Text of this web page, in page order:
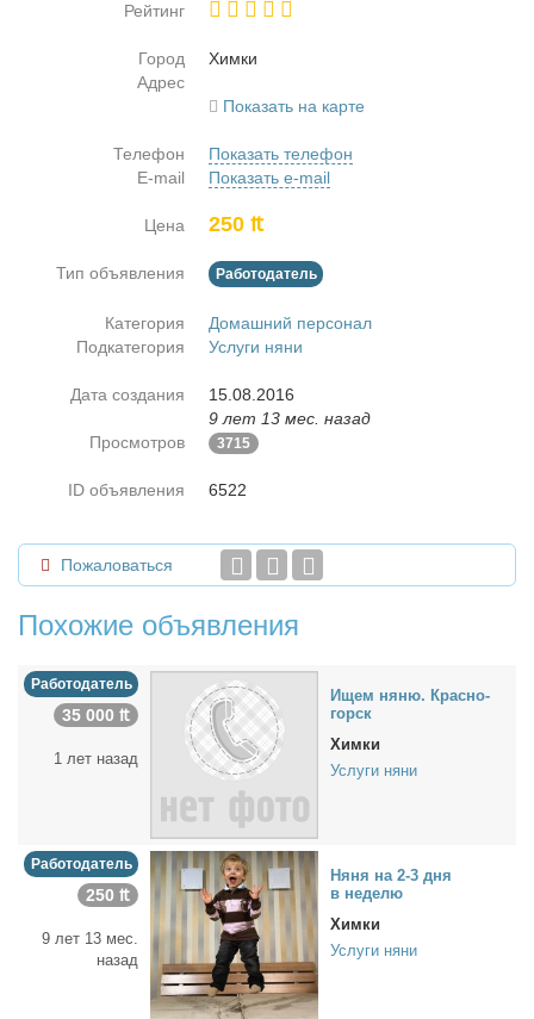
Рейтинг
Город
Хим­ки
Адрес
Показать на карте
Телефон
Показать телефон
E-mail
Показать e-mail
Цена 250 ₶
Тип объявления Работодатель
Категория
Домашний персонал
Подкатегория
Услуги няни
Дата создания
15.08.2016
9 лет 13 мес. назад
Просмотров
3715
ID объявления 6522
Пожаловаться
Похожие объявления
Работодатель
35 000 ₶
1 лет назад
Ищем ня­ню. Крас­но­
горск
Химки
Услуги няни
Работодатель
250 ₶
9 лет 13 мес.
назад
Ня­ня на 2-3 дня
в неде­лю
Химки
Услуги няни